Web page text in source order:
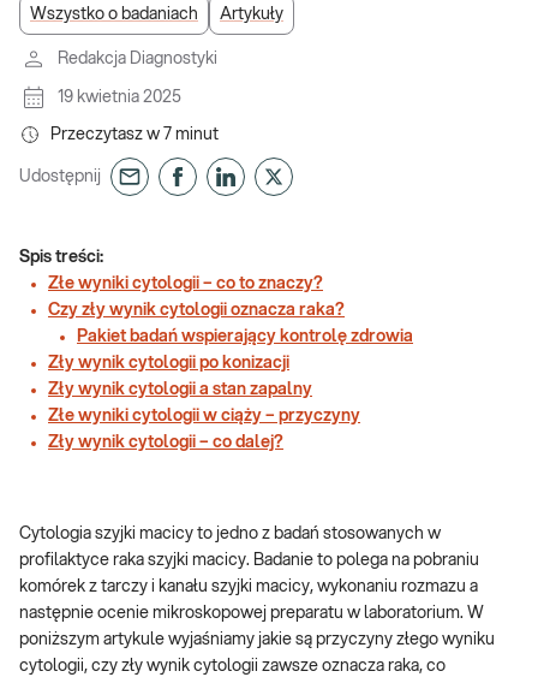
Wszystko o badaniach Artykuły
Redakcja Diagnostyki
19 kwietnia 2025
Przeczytasz w 7 minut
Udostępnij
Spis treści:
Złe wyniki cytologii – co to znaczy?
Czy zły wynik cytologii oznacza raka?
Pakiet badań wspierający kontrolę zdrowia
Zły wynik cytologii po konizacji
Zły wynik cytologii a stan zapalny
Złe wyniki cytologii w ciąży – przyczyny
Zły wynik cytologii – co dalej?
Cytologia szyjki macicy to jedno z badań stosowanych w
profilaktyce raka szyjki macicy. Badanie to polega na pobraniu
komórek z tarczy i kanału szyjki macicy, wykonaniu rozmazu a
następnie ocenie mikroskopowej preparatu w laboratorium. W
poniższym artykule wyjaśniamy jakie są przyczyny złego wyniku
cytologii, czy zły wynik cytologii zawsze oznacza raka, co